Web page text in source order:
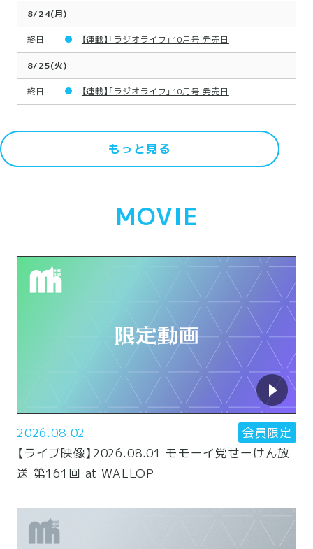
もっと見る
8/24(月)
終日 【連載】「ラジオライフ」10月号 発売日
8/25(火)
終日 【連載】「ラジオライフ」10月号 発売日
MOVIE
2026.08.02
会員限定
【ライブ映像】2026.08.01 モモーイ党せーけん放
送 第161回 at WALLOP